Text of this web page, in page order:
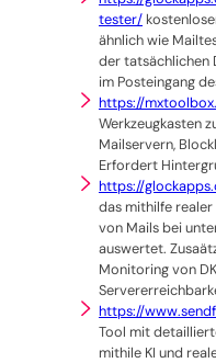
tester/
ähnlich wie
der tatsächlichen
im Posteingang
https://
Werkzeugkasten
Mailservern,
Erfordert
https://
das mithilfe realer
von Mails bei
auswertet.
Monitoring von
https://
Tool mit
mithile KI und